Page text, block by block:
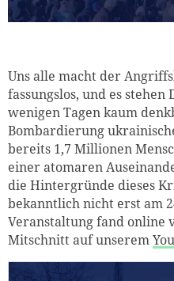
Uns alle macht der
fassungslos, und es
wenigen Tagen kaum
Bombardierung
bereits 1,7 Millionen
einer atomaren
die Hintergründe dieses
bekanntlich nicht erst am
Veranstaltung fand online
Mitschnitt auf unserem